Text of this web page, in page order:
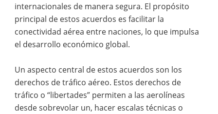
internacionales de manera segura. El propósito
principal de estos acuerdos es facilitar la
conectividad aérea entre naciones, lo que impulsa
el desarrollo económico global.
Un aspecto central de estos acuerdos son los
derechos de tráfico aéreo. Estos derechos de
tráfico o “libertades” permiten a las aerolíneas
desde sobrevolar un, hacer escalas técnicas o